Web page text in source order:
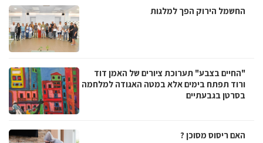
החשמל הירוק הפך למלגות
"החיים בצבע" תערוכת ציורים של האמן דוד
ורוד תפתח בימים אלא במטה האגודה למלחמה
בסרטן בגבעתיים
האם ריסוס מסוכן ?